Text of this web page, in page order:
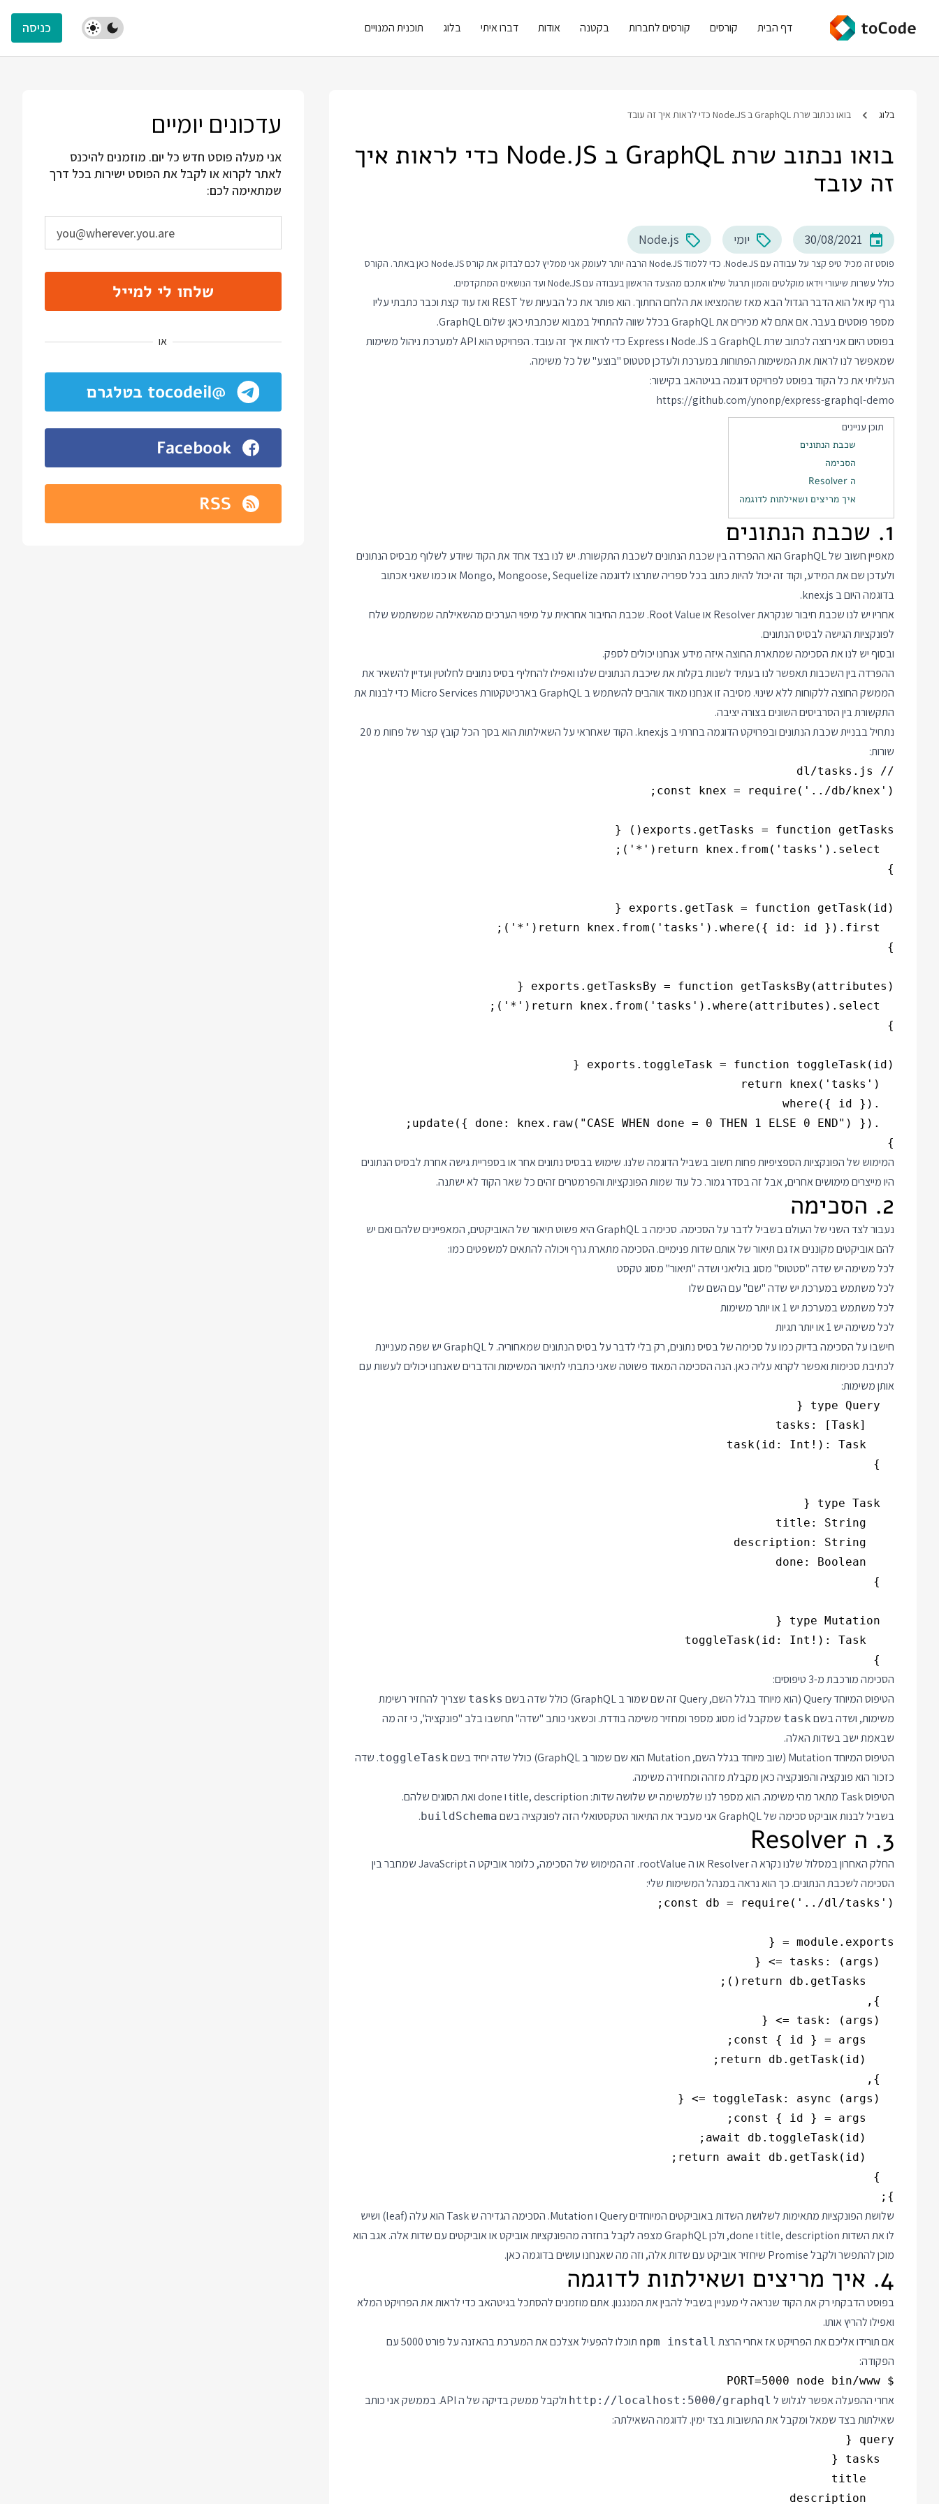
דף הבית קורסים קורסים לחברות בקטנה אודות דברו איתי בלוג תוכנית המנויים כניסה
בלוג בואו נכתוב שרת GraphQL ב Node.JS כדי לראות איך זה עובד
בואו נכתוב שרת GraphQL ב Node.JS כדי לראות איך
זה עובד
30/08/2021 יומי Node.js
פוסט זה מכיל טיפ קצר על עבודה עם Node.JS. כדי ללמוד Node.JS הרבה יותר לעומק אני ממליץ לכם לבדוק את קורס Node.JS
כאן באתר. הקורס
כולל עשרות שיעורי וידאו מוקלטים והמון תרגול שילוו אתכם מהצעד הראשון בעבודה עם Node.JS ועד הנושאים המתקדמים.
גרף קיו אל הוא הדבר הגדול הבא מאז שהמציאו את הלחם החתוך. הוא פותר את כל הבעיות של REST ואז עוד קצת וכבר כתבתי עליו
מספר פוסטים בעבר. אם אתם לא מכירים את GraphQL בכלל שווה להתחיל במבוא שכתבתי כאן:
שלום GraphQL
.
בפוסט היום אני רוצה לכתוב שרת GraphQL ב Node.JS ו Express כדי לראות איך זה עובד. הפרויקט הוא API למערכת ניהול משימות
שמאפשר לנו לראות את המשימות הפתוחות במערכת ולעדכן סטטוס "בוצע" של כל משימה.
העליתי את כל הקוד בפוסט לפרויקט דוגמה בגיטהאב בקישור:
https://github.com/ynonp/express-graphql-demo
תוכן עניינים
שכבת הנתונים
הסכימה
ה Resolver
איך מריצים ושאילתות לדוגמה
1. שכבת הנתונים
מאפיין חשוב של GraphQL הוא ההפרדה בין שכבת הנתונים לשכבת התקשורת. יש לנו בצד אחד את הקוד שיודע לשלוף מבסיס הנתונים
ולעדכן שם את המידע, וקוד זה יכול להיות כתוב בכל ספריה שתרצו לדוגמה Mongo, Mongoose, Sequelize או כמו שאני אכתוב
בדוגמה היום ב knex.js.
אחריו יש לנו שכבת חיבור שנקראת Resolver או Root Value. שכבת החיבור אחראית על מיפוי הערכים מהשאילתה שמשתמש שלח
לפונקציות הגישה לבסיס הנתונים.
ובסוף יש לנו את הסכימה שמתארת החוצה איזה מידע אנחנו יכולים לספק.
ההפרדה בין השכבות תאפשר לנו בעתיד לשנות בקלות את שיכבת הנתונים שלנו ואפילו להחליף בסיס נתונים לחלוטין ועדיין להשאיר את
הממשק החוצה ללקוחות ללא שינוי. מסיבה זו אנחנו מאוד אוהבים להשתמש ב GraphQL בארכיטקטורת Micro Services כדי לבנות את
התקשורת בין הסרביסים השונים בצורה יציבה.
נתחיל בבניית שכבת הנתונים ובפרויקט הדוגמה בחרתי ב knex.js. הקוד שאחראי על השאילתות הוא בסך הכל קובץ קצר של פחות מ 20
שורות:
}
המימוש של הפונקציות הספציפיות פחות חשוב בשביל הדוגמה שלנו. שימוש בבסיס נתונים אחר או בספריית גישה אחרת לבסיס הנתונים
היו מייצרים מימושים אחרים, אבל זה בסדר גמור. כל עוד שמות הפונקציות והפרמטרים זהים כל שאר הקוד לא ישתנה.
2. הסכימה
נעבור לצד השני של העולם בשביל לדבר על הסכימה. סכימה ב GraphQL היא פשוט תיאור של האוביקטים, המאפיינים שלהם ואם יש
להם אוביקטים מקוננים אז גם תיאור של אותם שדות פנימיים. הסכימה מתארת גרף ויכולה להתאים למשפטים כמו:
לכל משימה יש שדה "סטטוס" מסוג בוליאני ושדה "תיאור" מסוג טקסט
לכל משתמש במערכת יש שדה "שם" עם השם שלו
לכל משתמש במערכת יש 1 או יותר משימות
לכל משימה יש 1 או יותר תגיות
חישבו על הסכימה בדיוק כמו על סכימה של בסיס נתונים, רק בלי לדבר על בסיס הנתונים שמאחוריה. ל GraphQL יש שפה מעניינת
לכתיבת סכימות ואפשר לקרוא עליהכאן. הנה הסכימה המאוד פשוטה שאני כתבתי לתיאור המשימות והדברים שאנחנו יכולים לעשות עם
אותן משימות:
  }
הסכימה מורכבת מ-3 טיפוסים:
הטיפוס המיוחד Query (הוא מיוחד בגלל השם, Query זה שם שמור ב GraphQL) כולל שדה בשם
tasks שצריך להחזיר רשימת
משימות, ושדה בשם task
שמקבל id מסוג מספר ומחזיר משימה בודדת. וכשאני כותב "שדה" תחשבו בלב "פונקציה", כי זה מה
שבאמת ישב בשדות האלה.
הטיפוס המיוחד Mutation (שוב מיוחד בגלל השם, Mutation הוא שם שמור ב GraphQL) כולל שדה יחיד בשם
toggleTask. שדה
כזכור הוא פונקציה והפונקציה כאן מקבלת מזהה ומחזירה משימה.
הטיפוס Task מתאר מהי משימה. הוא מספר לנו שלמשימה יש שלושה שדות: title, description ו done ואת הסוגים שלהם.
בשביל לבנות אוביקט סכימה של GraphQL אני מעביר את התיאור הטקסטואלי הזה לפונקציה בשם
buildSchema
.
3. ה Resolver
החלק האחרון במסלול שלנו נקרא ה Resolver או ה rootValue. זה המימוש של הסכימה, כלומר אוביקט ה JavaScript שמחבר בין
הסכימה לשכבת הנתונים. כך הוא נראה במנהל המשימות שלי:
};
שלושת הפונקציות מתאימות לשלושת השדות באוביקטים המיוחדים Query ו Mutation. הסכימה הגדירה ש Task הוא עלה (leaf) ושיש
לו את השדות title, description ו done, ולכן GraphQL מצפה לקבל בחזרה מהפונקציות אוביקט או אוביקטים עם שדות אלה. אגב הוא
מוכן להתפשר ולקבל Promise שיחזיר אוביקט עם שדות אלה, וזה מה שאנחנו עושים בדוגמה כאן.
4. איך מריצים ושאילתות לדוגמה
בפוסט הדבקתי רק את הקוד שנראה לי מעניין בשביל להבין את המנגנון. אתם מוזמנים להסתכלבגיטהאב כדי לראות את הפרויקט המלא
ואפילו להריץ אותו.
אם תורידו אליכם את הפרויקט אז אחרי הרצת npm install
תוכלו להפעיל אצלכם את המערכת בהאזנה על פורט 5000 עם
הפקודה:
$ PORT=5000 node bin/www
אחרי ההפעלה אפשר לגלוש ל http://localhost:5000/graphql
ולקבל ממשק בדיקה של ה API. בממשק אני כותב
שאילתות בצד שמאל ומקבל את התשובות בצד ימין. לדוגמה השאילתה:
עדכונים יומיים
אני מעלה פוסט חדש כל יום. מוזמנים להיכנס
לאתר לקרוא או לקבל את הפוסט ישירות בכל דרך
שמתאימה לכם:
שלחו לי למייל
או
@tocodeil בטלגרם
Facebook
RSS